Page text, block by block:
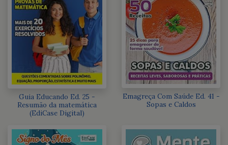
Guia Educando Ed. 25 -
Resumão da matemática
(EdiCase Digital)
Emagreça Com Saúde Ed. 41 -
Sopas e Caldos